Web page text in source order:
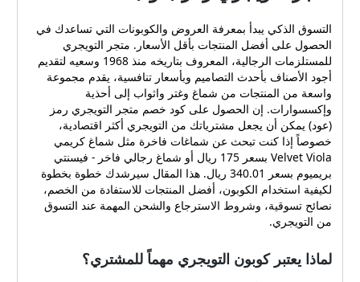
التسوق الذكي يبدأ بمعرفة العروض والكوبونات التي تساعدك في
الحصول على أفضل المنتجات بأقل الأسعار. متجر التويجري
للمستلزمات الرجالية، المعروف بتاريخه منذ 1968 وسعيه لتقديم
أجود الأصناف بأحدث التصاميم وبأسعار تنافسية، يقدم مجموعة
واسعة من المنتجات من شماغ وغتر واثواب إلى أحذية
وإكسسوارات. إن الحصول على كود خصم متجر التويجري رمز
(عود) يمكن أن يجعل مشترياتك من التويجري أكثر اقتصادية،
خصوصاً إذا كنت تبحث عن شماغات فاخرة مثل شماغ كريمي
Velvet Viola بسعر 175 ريال أو شماغ رجالي فاخر - فيسنتي
بريميوم بسعر 340.01 ريال. هذا المقال سيرشدك خطوة بخطوة
لكيفية استخدام الكوبون، أفضل المنتجات للاستفادة من الخصم،
نصائح تسوقية، وشروط الاسترجاع والشحن المهمة عند التسوق
من التويجري.
لماذا يعتبر كوبون التويجري مهماً للمشتري؟